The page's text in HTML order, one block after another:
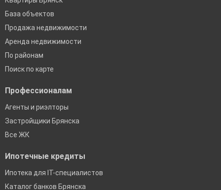
База объектов
Продажа недвижимости
Аренда недвижимости
По районам
Поиск по карте
Профессионалам
Агенты и риэлторы
Застройщики Брянска
Все ЖК
Ипотечные кредиты
Ипотека для IT-специалистов
Каталог банков Брянска